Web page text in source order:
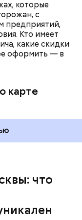
которые
с
предприятий,
Кто имеет
какие скидки
оформить — в
карте
что
более 50
Острова за
между
из романа
там
Здесь поэт
Берлиоз